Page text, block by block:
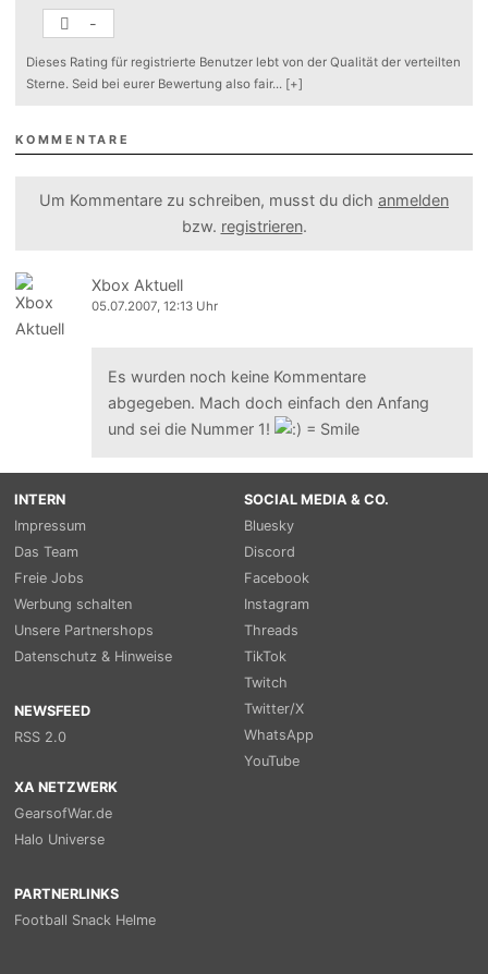
-
Dieses Rating für registrierte Benutzer lebt von der Qualität der verteilten
Sterne. Seid bei eurer Bewertung also fair... [+]
KOMMENTARE
Um Kommentare zu schreiben, musst du dich anmelden
bzw. registrieren.
Xbox Aktuell
05.07.2007, 12:13 Uhr
Es wurden noch keine Kommentare
abgegeben. Mach doch einfach den Anfang
und sei die Nummer 1!
INTERN
Impressum
Das Team
Freie Jobs
Werbung schalten
Unsere Partnershops
Datenschutz & Hinweise
NEWSFEED
RSS 2.0
SOCIAL MEDIA & CO.
Bluesky
Discord
Facebook
Instagram
Threads
TikTok
Twitch
Twitter/X
WhatsApp
YouTube
XA NETZWERK
GearsofWar.de
Halo Universe
PARTNERLINKS
Football Snack Helme